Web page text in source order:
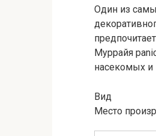
Один из
Муррайя
насекомых и
Вид
Место